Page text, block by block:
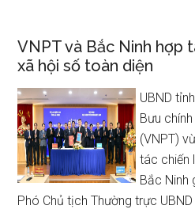
VNPT và Bắc Ninh hợp
xã hội số toàn diện
UBND
Bưu
(VNPT)
tác chiến
Bắc Ninh
Phó Chủ tịch Thường trực